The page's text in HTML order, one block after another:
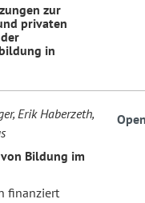
zur
privaten
in
Erik Haberzeth,
Bildung im
finanziert